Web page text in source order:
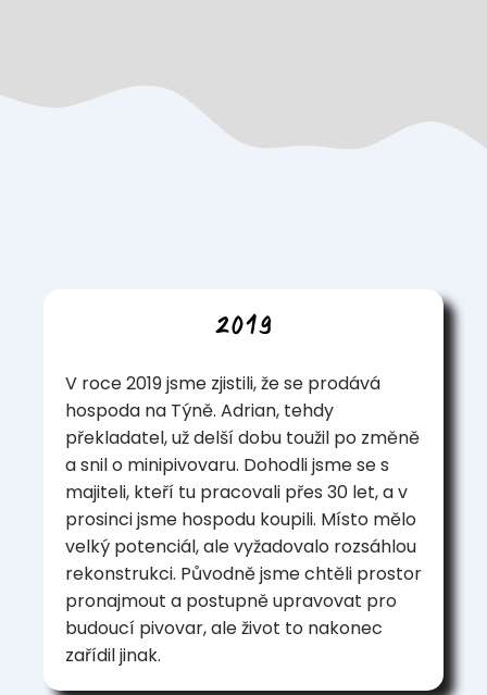
2019
V roce 2019 jsme zjistili, že se prodává
hospoda na Týně. Adrian, tehdy
překladatel, už delší dobu toužil po změně
a snil o minipivovaru. Dohodli jsme se s
majiteli, kteří tu pracovali přes 30 let, a v
prosinci jsme hospodu koupili. Místo mělo
velký potenciál, ale vyžadovalo rozsáhlou
rekonstrukci. Původně jsme chtěli prostor
pronajmout a postupně upravovat pro
budoucí pivovar, ale život to nakonec
zařídil jinak.